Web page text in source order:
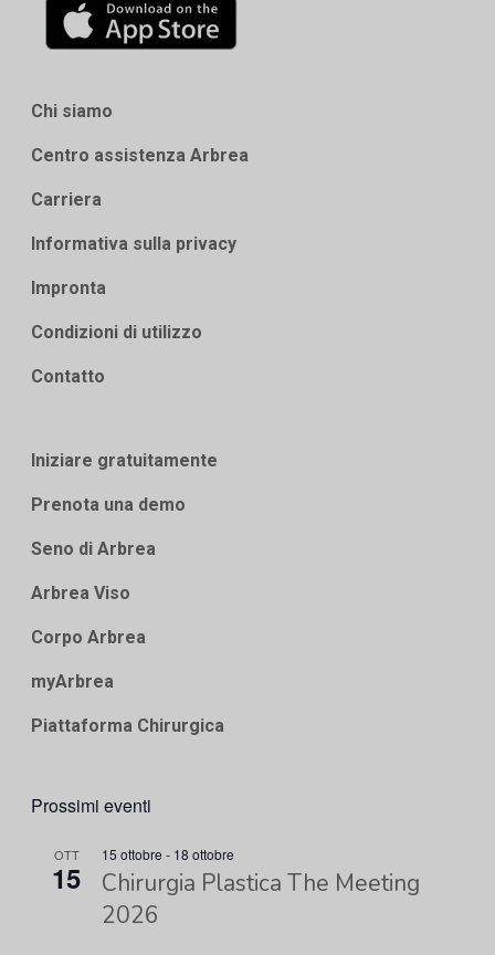
Chi siamo
Centro assistenza Arbrea
Carriera
Informativa sulla privacy
Impronta
Condizioni di utilizzo
Contatto
Iniziare gratuitamente
Prenota una demo
Seno di Arbrea
Arbrea Viso
Corpo Arbrea
myArbrea
Piattaforma Chirurgica
Prossimi eventi
OTT
15
15 ottobre - 18 ottobre
Chirurgia Plastica The Meeting
2026